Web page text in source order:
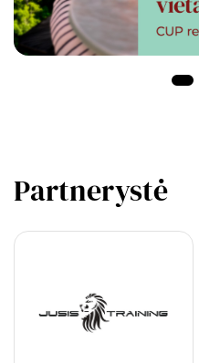
Partnerystė